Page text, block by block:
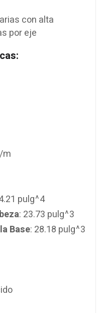
con alta
por eje
m
pulg^4
: 23.73 pulg^3
Base: 28.18 pulg^3